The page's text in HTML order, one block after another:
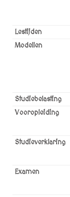
Lestijden
Modellen
Studiebelasting
Vooropleiding
Studieverklaring
Examen